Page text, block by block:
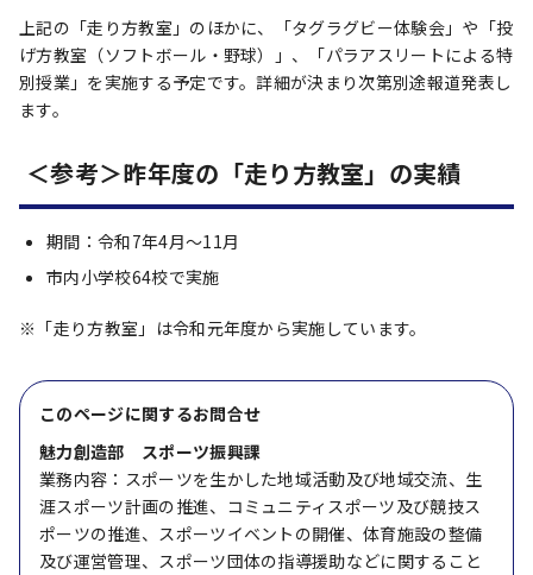
上記の「走り方教室」のほかに、「タグラグビー体験会」や「投
げ方教室（ソフトボール・野球）」、「パラアスリートによる特
別授業」を実施する予定です。詳細が決まり次第別途報道発表し
ます。
＜参考＞昨年度の「走り方教室」の実績
期間：令和7年4月～11月
市内小学校64校で実施
※「走り方教室」は令和元年度から実施しています。
このページに関するお問合せ
魅力創造部 スポーツ振興課
業務内容：スポーツを生かした地域活動及び地域交流、生
涯スポーツ計画の推進、コミュニティスポーツ及び競技ス
ポーツの推進、スポーツイベントの開催、体育施設の整備
及び運営管理、スポーツ団体の指導援助などに関すること